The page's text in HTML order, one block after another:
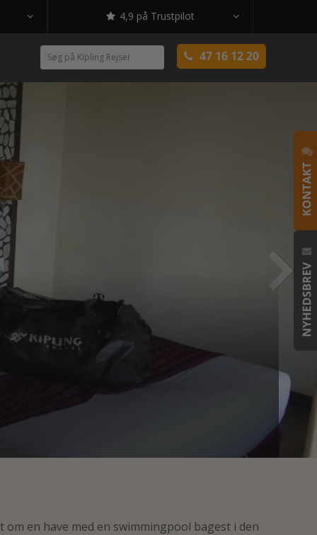
  4,9 på Trustpilot 
 47 16 12 20

en have med en swimmingpool bagest i den